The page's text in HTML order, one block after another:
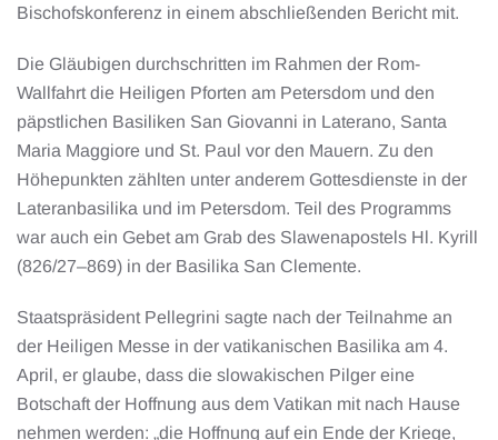
Bischofskonferenz in einem abschließenden Bericht mit.
Die Gläubigen durchschritten im Rahmen der Rom-
Wallfahrt die Heiligen Pforten am Petersdom und den
päpstlichen Basiliken San Giovanni in Laterano, Santa
Maria Maggiore und St. Paul vor den Mauern. Zu den
Höhepunkten zählten unter anderem Gottesdienste in der
Lateranbasilika und im Petersdom. Teil des Programms
war auch ein Gebet am Grab des Slawenapostels Hl. Kyrill
(826/27–869) in der Basilika San Clemente.
Staatspräsident Pellegrini sagte nach der Teilnahme an
der Heiligen Messe in der vatikanischen Basilika am 4.
April, er glaube, dass die slowakischen Pilger eine
Botschaft der Hoffnung aus dem Vatikan mit nach Hause
nehmen werden: „die Hoffnung auf ein Ende der Kriege,